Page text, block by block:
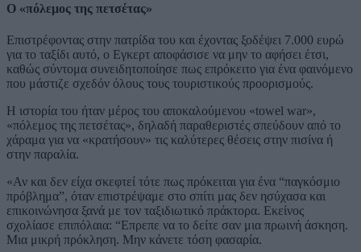
Ο «πόλεμος της πετσέτας»
Επιστρέφοντας στην πατρίδα του και έχοντας ξοδέψει 7.000 ευρώ
για το ταξίδι αυτό, ο Εγκερτ αποφάσισε να μην το αφήσει έτσι,
καθώς σύντομα συνειδητοποίησε πως επρόκειτο για ένα φαινόμενο
που μάστιζε σχεδόν όλους τους τουριστικούς προορισμούς.
Η ιστορία του ήταν μέρος του αποκαλούμενου «towel war»,
«πόλεμος της πετσέτας», δηλαδή παραθεριστές σπεύδουν από το
χάραμα για να «κρατήσουν» τις καλύτερες θέσεις στην πισίνα ή
στην παραλία.
«Αν και δεν είχα σκεφτεί τότε πως πρόκειται για ένα “παγκόσμιο
πρόβλημα”, όταν επιστρέψαμε στο σπίτι μας δεν ησύχασα και
επικοινώνησα ξανά με τον ταξιδιωτικό πράκτορα. Εκείνος
σχολίασε επιπόλαια: “Επρεπε να το δείτε σαν μια πρωινή άσκηση.
Μια μικρή πρόκληση. Μην κάνετε τόση φασαρία.